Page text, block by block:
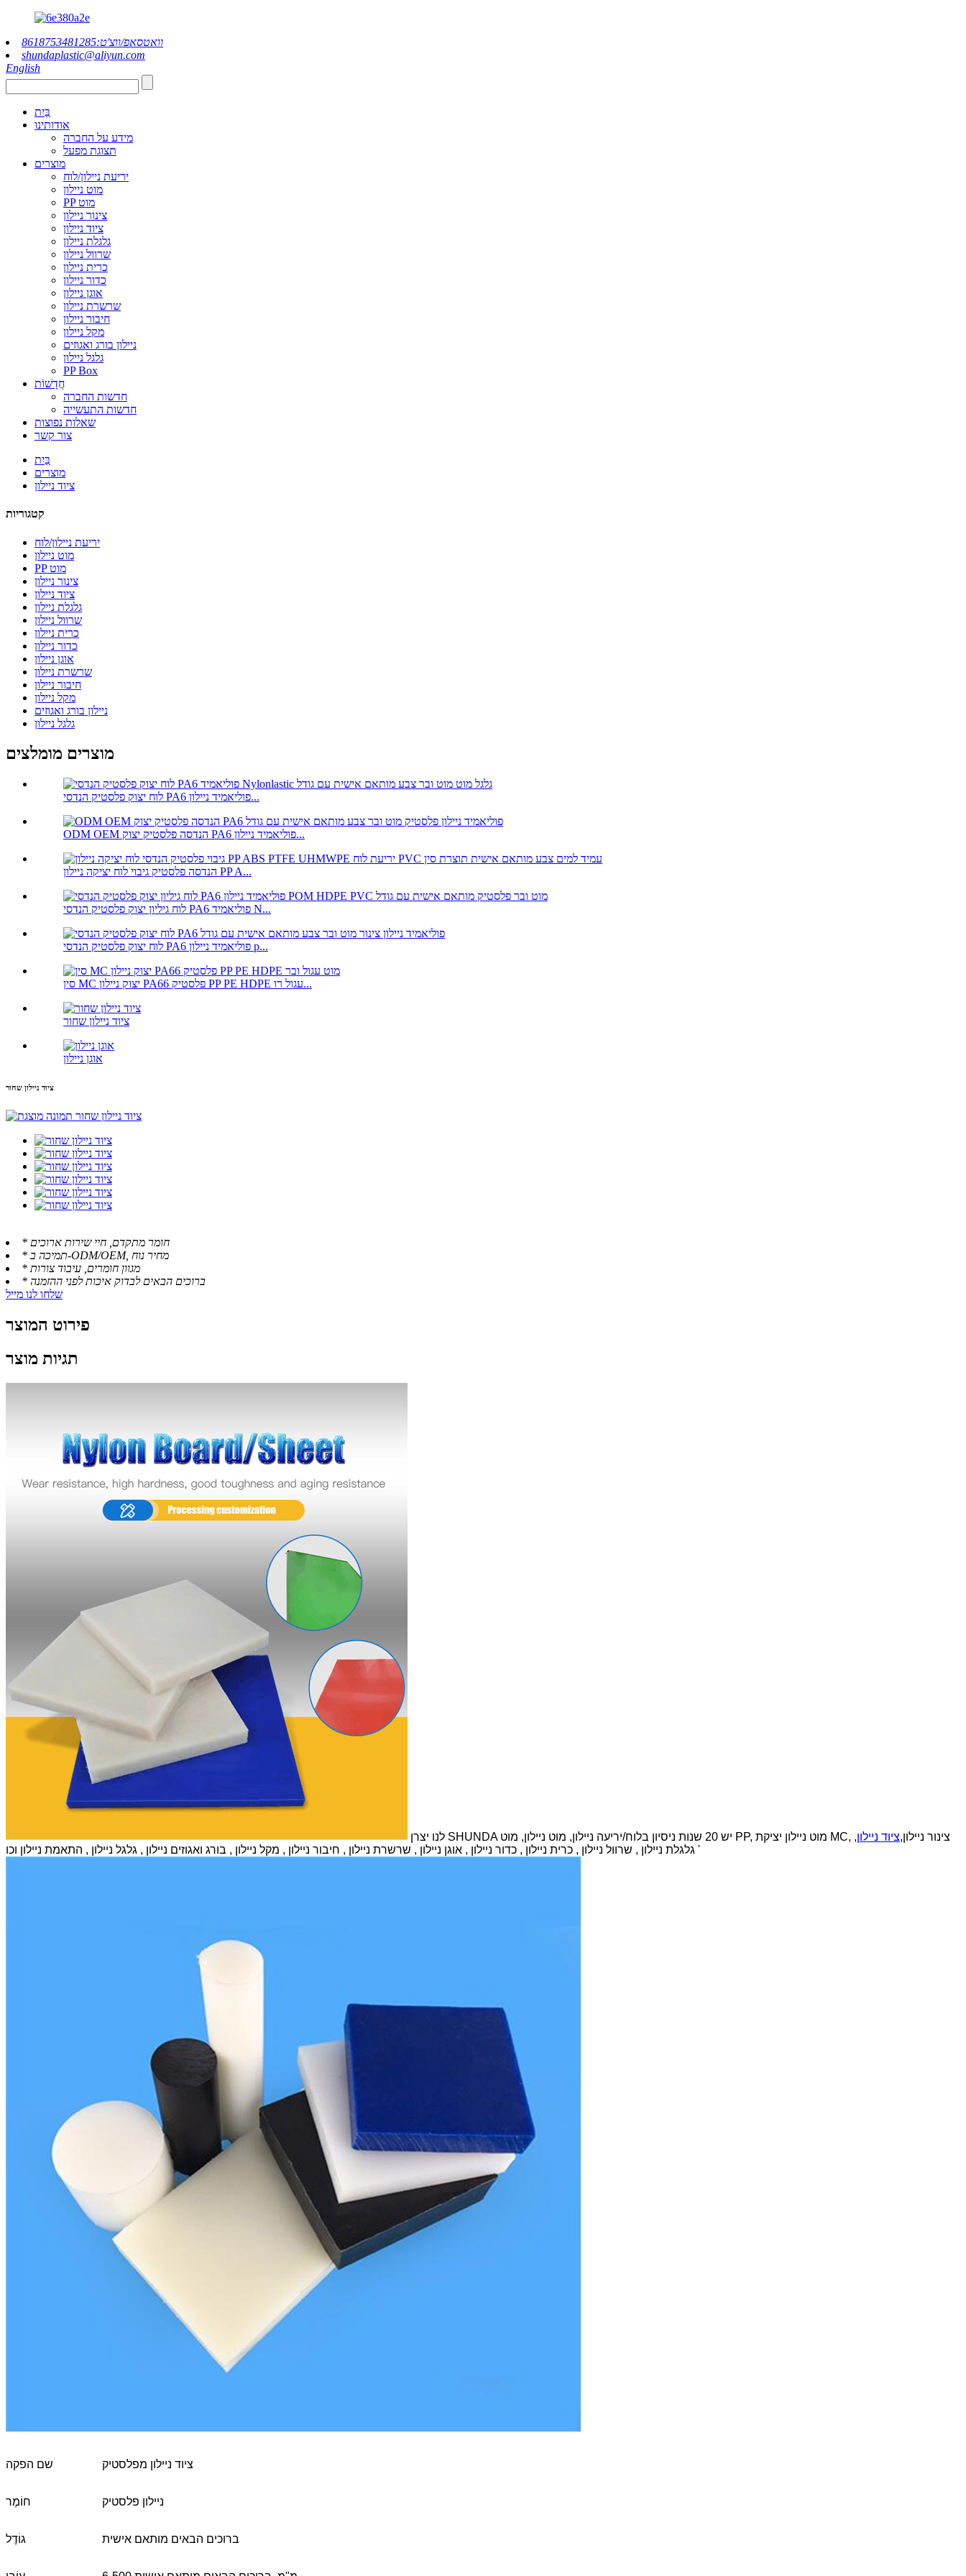
וואטסאפ/ווצ'ט:8618753481285
shundaplastic@aliyun.com
English
בַּיִת
אודותינו
מידע על החברה
תצוגת מפעל
מוצרים
יריעת ניילון/לוח
מוט ניילון
PP מוט
צינור ניילון
ציוד ניילון
גלגלת ניילון
שרוול ניילון
כרית ניילון
כדור ניילון
אוגן ניילון
שרשרת ניילון
חיבור ניילון
מקל ניילון
ניילון בורג ואגוזים
גלגל ניילון
PP Box
חֲדָשׁוֹת
חדשות החברה
חדשות התעשייה
שאלות נפוצות
צור קשר
בַּיִת
מוצרים
ציוד ניילון
קטגוריות
יריעת ניילון/לוח
מוט ניילון
PP מוט
צינור ניילון
ציוד ניילון
גלגלת ניילון
שרוול ניילון
כרית ניילון
כדור ניילון
אוגן ניילון
שרשרת ניילון
חיבור ניילון
מקל ניילון
ניילון בורג ואגוזים
גלגל ניילון
מוצרים מומלצים
לוח יצוק פלסטיק הנדסי PA6 פוליאמיד ניילון...
ODM OEM הנדסה פלסטיק יצוק PA6 פוליאמיד ניילון...
הנדסה פלסטיק גיבוי לוח יציקה ניילון PP A...
לוח גיליון יצוק פלסטיק הנדסי PA6 פוליאמיד N...
לוח יצוק פלסטיק הנדסי PA6 פוליאמיד ניילון p...
סין MC יצוק ניילון PA66 פלסטיק PP PE HDPE עגול רו...
ציוד ניילון שחור
אוגן ניילון
ציוד ניילון שחור
* חומר מתקדם, חיי שירות ארוכים
* תמיכה ב-ODM/OEM, מחיר נוח
* מגוון חומרים, עיבוד צורות
* ברוכים הבאים לבדוק איכות לפני ההזמנה
שלחו לנו מייל
פירוט המוצר
תגיות מוצר
לנו יצרן SHUNDA יש 20 שנות ניסיון בלוח/יריעה ניילון, מוט ניילון, מוט PP, מוט ניילון יציקת MC, צינור ניילון,ציוד ניילון,
גלגלת ניילון , שרוול ניילון , כרית ניילון , כדור ניילון , אוגן ניילון , שרשרת ניילון , חיבור ניילון , מקל ניילון , בורג ואגוזים ניילון , גלגל ניילון , התאמת ניילון וכו '
שם הפקה ציוד ניילון מפלסטיק
חוֹמֶר ניילון פלסטיק
גוֹדֶל ברוכים הבאים מותאם אישית